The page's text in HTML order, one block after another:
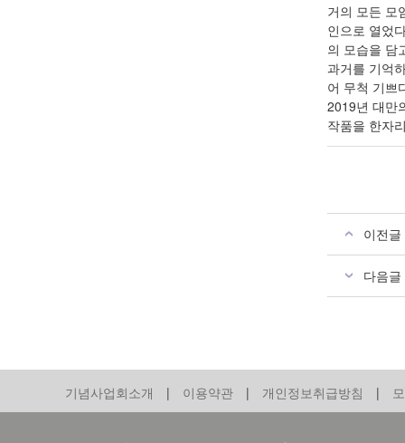
거의 모든 모
인으로 열었
의 모습을 담
과거를 기억
어 무척 기쁘
2019년 대만
작품을 한자
이전글
다음글
기념사업회소개 | 이용약관 | 개인정보취급방침 |